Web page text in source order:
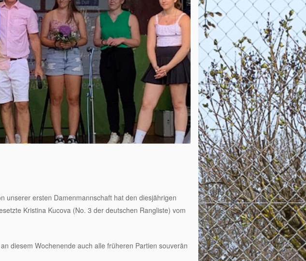
unserer ersten Damenmannschaft hat den diesjährigen
Kristina Kucova (No. 3 der deutschen Rangliste) vom
diesem Wochenende auch alle früheren Partien souverän